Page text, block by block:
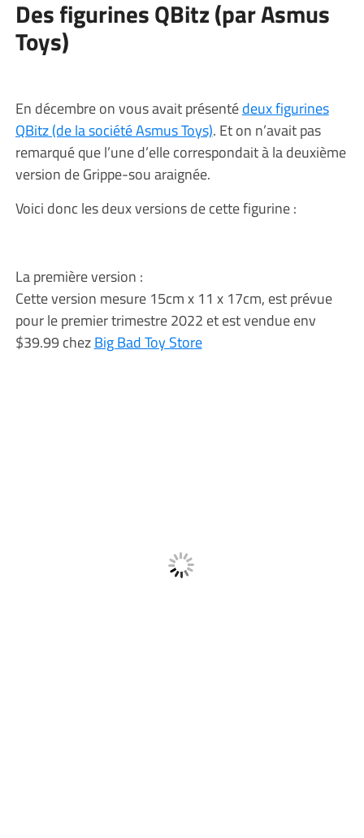
Des figurines QBitz (par Asmus
Toys)
En décembre on vous avait présentédeux figurines
QBitz (de la société Asmus Toys). Et on n’avait pas
remarqué que l’une d’elle correspondait à la deuxième
version de Grippe-sou araignée.
Voici donc les deux versions de cette figurine :
La première version :
Cette version mesure 15cm x 11 x 17cm, est prévue
pour le premier trimestre 2022 et est vendue env
$39.99 chezBig Bad Toy Store